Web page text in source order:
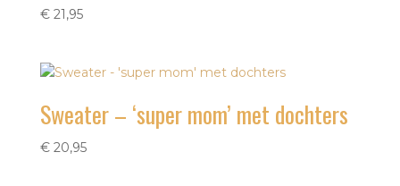
€21,95
Sweater – ‘super mom’ met dochters
€20,95